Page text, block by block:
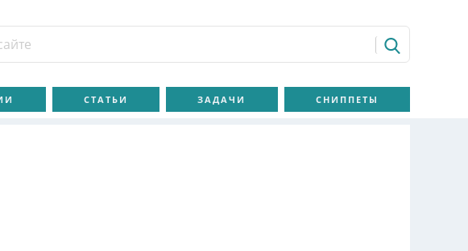
СТАТЬИ ЗАДАЧИ СНИППЕТЫ